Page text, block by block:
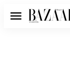
Menú